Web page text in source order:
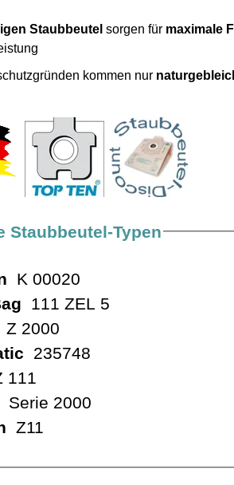
Staubbeutel sorgen für maximale
kommen nur
Staubbeutel-Typen
K 00020
111 ZEL 5
Z 2000
235748
111
2000
Z11